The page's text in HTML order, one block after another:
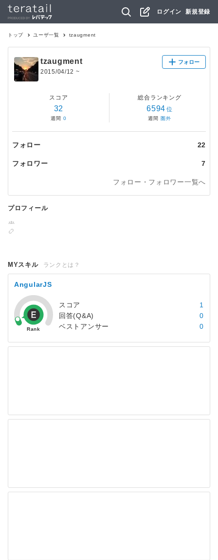
ログイン 新規登録
トップ ユーザ一覧 tzaugment
tzaugment
2015/04/12 ~
フォロー
スコア
32
週間 0
総合ランキング
6594 位
週間 圏外
フォロー 22
フォロワー 7
フォロー・フォロワー一覧へ
プロフィール
MYスキル ランクとは？
AngularJS
スコア
1
回答(Q&A)
0
ベストアンサー
0